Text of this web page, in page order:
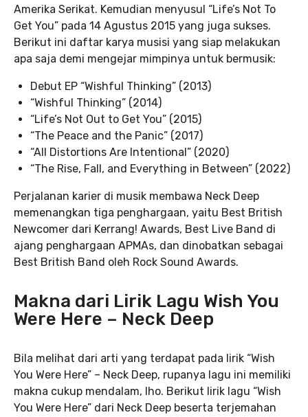
Amerika Serikat. Kemudian menyusul “Life’s Not To
Get You” pada 14 Agustus 2015 yang juga sukses.
Berikut ini daftar karya musisi yang siap melakukan
apa saja demi mengejar mimpinya untuk bermusik:
Debut EP “Wishful Thinking” (2013)
“Wishful Thinking” (2014)
“Life’s Not Out to Get You” (2015)
“The Peace and the Panic” (2017)
“All Distortions Are Intentional” (2020)
“The Rise, Fall, and Everything in Between” (2022)
Perjalanan karier di musik membawa Neck Deep
memenangkan tiga penghargaan, yaitu Best British
Newcomer dari Kerrang! Awards, Best Live Band di
ajang penghargaan APMAs, dan dinobatkan sebagai
Best British Band oleh Rock Sound Awards.
Makna dari Lirik Lagu Wish You
Were Here – Neck Deep
Bila melihat dari arti yang terdapat pada lirik “Wish
You Were Here” – Neck Deep, rupanya lagu ini memiliki
makna cukup mendalam, lho. Berikut lirik lagu “Wish
You Were Here” dari Neck Deep beserta terjemahan